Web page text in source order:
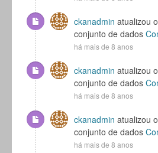
ckanadmin atualizou
conjunto de dados
há mais de 8 anos
ckanadmin atualizou
conjunto de dados
há mais de 8 anos
ckanadmin atualizou
conjunto de dados
há mais de 8 anos